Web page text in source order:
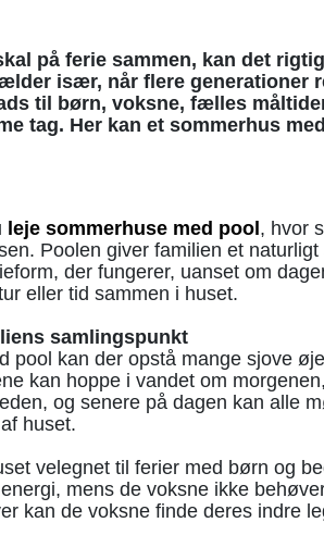
på ferie sammen, kan det
især, når flere generationer
til børn, voksne, fælles
tag. Her kan et sommerhus
leje sommerhuse med pool , hvor
Poolen giver familien et
der fungerer, uanset om
eller tid sammen i huset.
samlingspunkt
pool kan der opstå mange sjove
kan hoppe i vandet om
og senere på dagen kan alle
huset.
velegnet til ferier med børn og
mens de voksne ikke
kan de voksne finde deres indre